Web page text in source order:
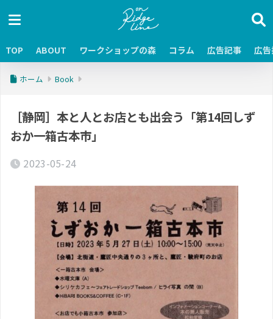
TOP ABOUT ワークショップの森 コラム 広告記事 広
ホーム Book
［静岡］本と人とお店とも出会う「第14回しず
おか一箱古本市」
2023-05-24